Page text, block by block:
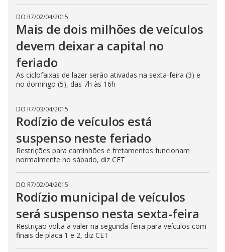
DO R7/02/04/2015
Mais de dois milhões de veículos
devem deixar a capital no
feriado
As ciclofaixas de lazer serão ativadas na sexta-feira (3) e
no domingo (5), das 7h às 16h
DO R7/03/04/2015
Rodízio de veículos está
suspenso neste feriado
Restrições para caminhões e fretamentos funcionam
normalmente no sábado, diz CET
DO R7/02/04/2015
Rodízio municipal de veículos
será suspenso nesta sexta-feira
Restrição volta a valer na segunda-feira para veículos com
finais de placa 1 e 2, diz CET